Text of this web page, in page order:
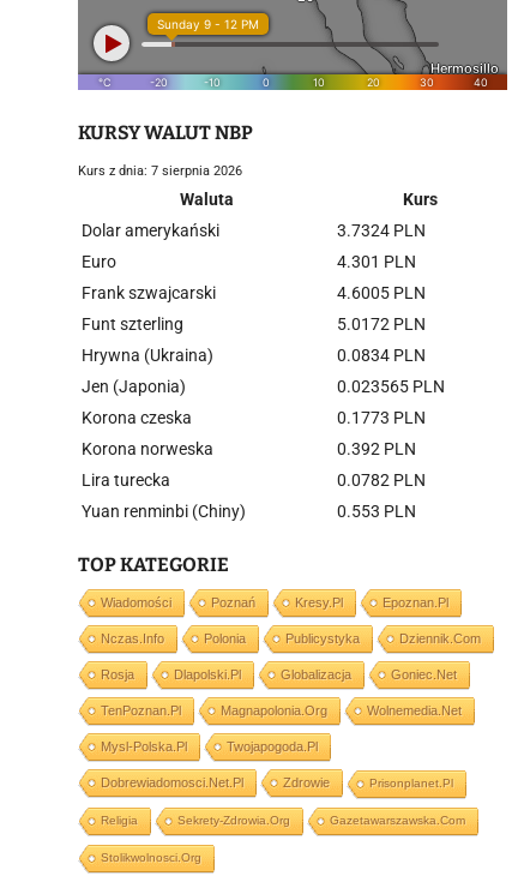
KURSY WALUT NBP
Kurs z dnia: 7 sierpnia 2026
Waluta
Kurs
Dolar amerykański
3.7324 PLN
Euro
4.301 PLN
Frank szwajcarski
4.6005 PLN
Funt szterling
5.0172 PLN
Hrywna (Ukraina)
0.0834 PLN
Jen (Japonia)
0.023565 PLN
Korona czeska
0.1773 PLN
Korona norweska
0.392 PLN
Lira turecka
0.0782 PLN
Yuan renminbi (Chiny)
0.553 PLN
TOP KATEGORIE
Wiadomości Poznań Kresy.pl Epoznan.pl
Nczas.info Polonia Publicystyka Dziennik.com
Rosja Dlapolski.pl Globalizacja Goniec.net
TenPoznan.pl Magnapolonia.org Wolnemedia.net
Mysl-Polska.pl Twojapogoda.pl
Dobrewiadomosci.net.pl Zdrowie Prisonplanet.pl
Religia Sekrety-Zdrowia.org Gazetawarszawska.com
Stolikwolnosci.org